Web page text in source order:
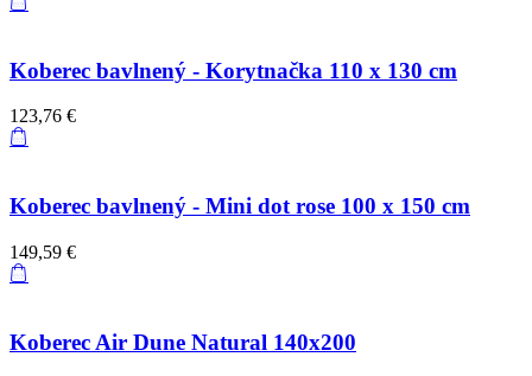
Koberec bavlnený - Korytnačka 110 x 130 cm
123,76 €
Koberec bavlnený - Mini dot rose 100 x 150 cm
149,59 €
Koberec Air Dune Natural 140x200